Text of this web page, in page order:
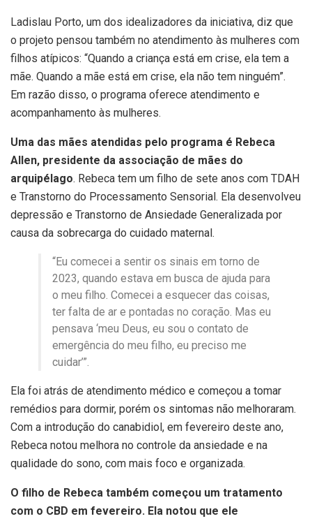
Ladislau Porto, um dos idealizadores da iniciativa, diz que
o projeto pensou também no atendimento às mulheres com
filhos atípicos: “Quando a criança está em crise, ela tem a
mãe. Quando a mãe está em crise, ela não tem ninguém”.
Em razão disso, o programa oferece atendimento e
acompanhamento às mulheres.
Uma das mães atendidas pelo programa é Rebeca
Allen, presidente da associação de mães do
arquipélago. Rebeca tem um filho de sete anos com TDAH
e Transtorno do Processamento Sensorial. Ela desenvolveu
depressão e Transtorno de Ansiedade Generalizada por
causa da sobrecarga do cuidado maternal.
“Eu comecei a sentir os sinais em torno de
2023, quando estava em busca de ajuda para
o meu filho. Comecei a esquecer das coisas,
ter falta de ar e pontadas no coração. Mas eu
pensava ‘meu Deus, eu sou o contato de
emergência do meu filho, eu preciso me
cuidar’”.
Ela foi atrás de atendimento médico e começou a tomar
remédios para dormir, porém os sintomas não melhoraram.
Com a introdução do canabidiol, em fevereiro deste ano,
Rebeca notou melhora no controle da ansiedade e na
qualidade do sono, com mais foco e organizada.
O filho de Rebeca também começou um tratamento
com o CBD em fevereiro. Ela notou que ele